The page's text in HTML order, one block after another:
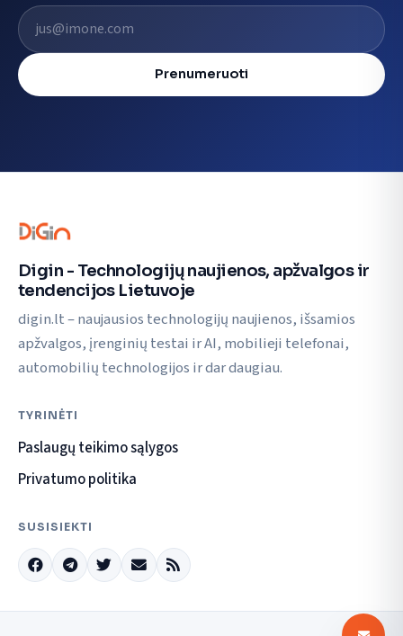
El. pašto adresas
Prenumeruoti
Digin - Technologijų naujienos, apžvalgos ir
tendencijos Lietuvoje
digin.lt – naujausios technologijų naujienos, išsamios
apžvalgos, įrenginių testai ir AI, mobilieji telefonai,
automobilių technologijos ir dar daugiau.
TYRINĖTI
Paslaugų teikimo sąlygos
Privatumo politika
SUSISIEKTI